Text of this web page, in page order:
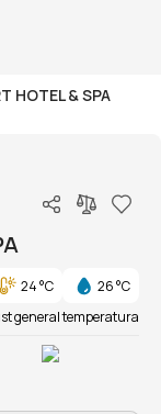
HOTEL & SPA
24 °C
26 °C
general temperatura